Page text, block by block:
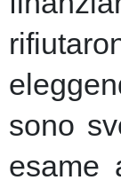
sono
esame